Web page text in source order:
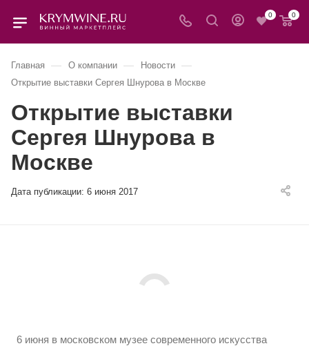
0 0
Главная — О компании — Новости —
Открытие выставки Сергея Шнурова в Москве
Открытие выставки
Сергея Шнурова в
Москве
Дата публикации: 6 июня 2017
6 июня в московском музее современного искусства